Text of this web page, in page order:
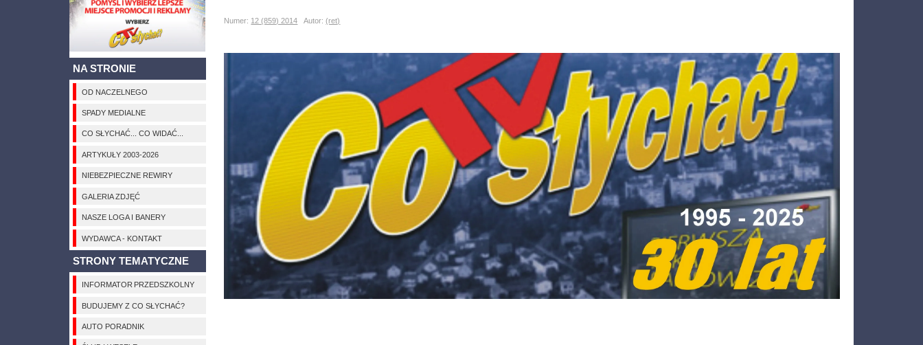
NA STRONIE
OD NACZELNEGO
SPADY MEDIALNE
CO SŁYCHAĆ... CO WIDAĆ...
ARTYKUŁY 2003-2026
NIEBEZPIECZNE REWIRY
GALERIA ZDJĘĆ
NASZE LOGA I BANERY
WYDAWCA - KONTAKT
STRONY TEMATYCZNE
INFORMATOR PRZEDSZKOLNY
BUDUJEMY Z CO SŁYCHAĆ?
AUTO PORADNIK
Numer: 12 (859) 2014 Autor:(ret)